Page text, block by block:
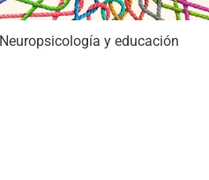
Neuropsicología y educación